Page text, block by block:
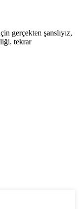
gerçekten şanslıyız,
tekrar